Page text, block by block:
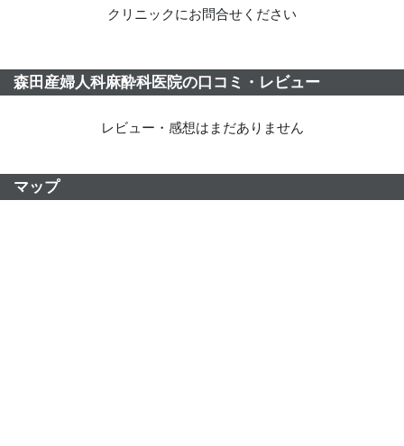
クリニックにお問合せください
森田産婦人科麻酔科医院の口コミ・レビュー
レビュー・感想はまだありません
マップ